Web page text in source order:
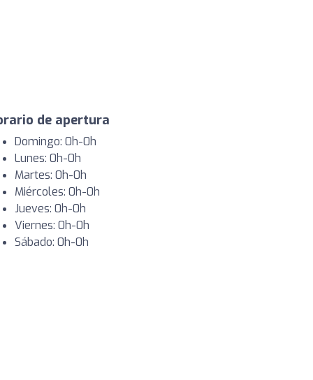
de apertura
Domingo: 0h-0h
Lunes: 0h-0h
Martes: 0h-0h
Miércoles: 0h-0h
Jueves: 0h-0h
Viernes: 0h-0h
Sábado: 0h-0h